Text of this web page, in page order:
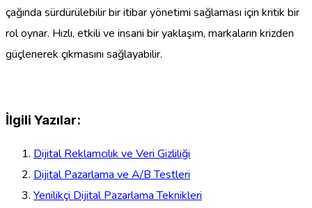
çağında sürdürülebilir bir itibar yönetimi sağlaması için kritik bir
rol oynar. Hızlı, etkili ve insani bir yaklaşım, markaların krizden
güçlenerek çıkmasını sağlayabilir.
İlgili Yazılar:
Dijital Reklamcılık ve Veri Gizliliği
Dijital Pazarlama ve A/B Testleri
Yenilikçi Dijital Pazarlama Teknikleri